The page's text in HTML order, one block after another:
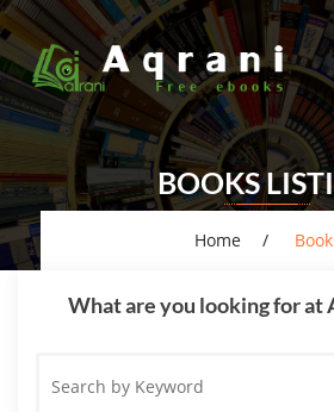
BOOKS
Home
What are you looking for at
by